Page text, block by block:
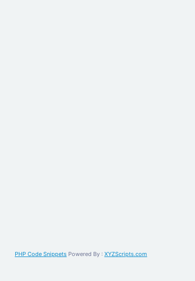
PHP Code Snippets Powered By : XYZScripts.com